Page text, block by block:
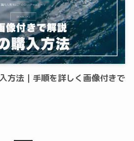
方法｜手順を詳しく画像付きで